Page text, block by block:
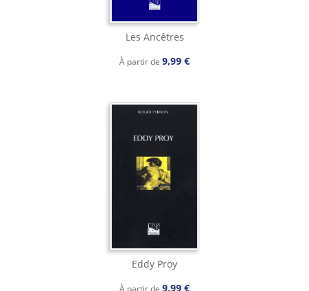
Les Ancêtres
À partir de 9,99 €
Eddy Proy
À partir de 9,99 €